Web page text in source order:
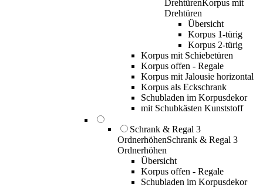
Drehtüren Korpus mit
Drehtüren
Übersicht
Korpus 1-türig
Korpus 2-türig
Korpus mit Schiebetüren
Korpus offen - Regale
Korpus mit Jalousie horizontal
Korpus als Eckschrank
Schubladen im Korpusdekor
mit Schubkästen Kunststoff
Schrank & Regal 3
OrdnerhöhenSchrank & Regal 3
Ordnerhöhen
Übersicht
Korpus offen - Regale
Schubladen im Korpusdekor